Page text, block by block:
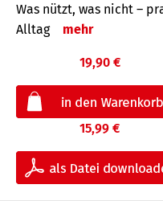
Was nützt, was nicht –
Alltag
mehr
19,90 €
15,99 €